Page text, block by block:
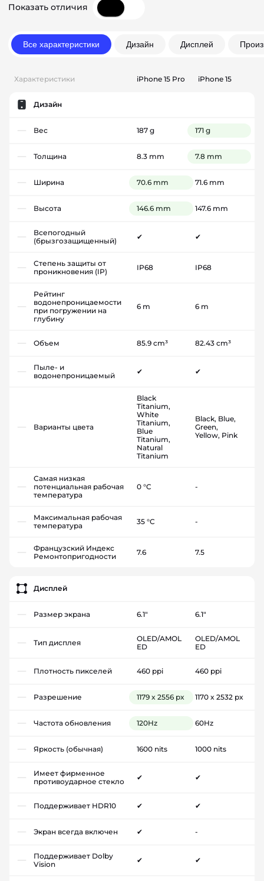
Показать отличия
Все характеристики Дизайн Дисплей
Характеристики iPhone 15 Pro iPhone 15
Дизайн
Вес 187 g 171 g
Толщина 8.3 mm 7.8 mm
Ширина 70.6 mm 71.6 mm
Высота 146.6 mm 147.6 mm
Всепогодный
(брызгозащищенный)
✔ ✔
Степень защиты от
проникновения (IP)
IP68 IP68
Рейтинг
водонепроницаемости
при погружении на
глубину
6 m 6 m
Объем 85.9 cm³ 82.43 cm³
Пыле- и
водонепроницаемый
✔ ✔
Варианты цвета
Black
Titanium,
White
Titanium,
Blue
Titanium,
Natural
Titanium
Black, Blue,
Green,
Yellow, Pink
Самая низкая
потенциальная рабочая
температура
0 °C -
Максимальная рабочая
температура
35 °C -
Французский Индекс
Ремонтопригодности
7.6 7.5
Дисплей
Размер экрана 6.1" 6.1"
Тип дисплея
OLED/AMOL
ED
OLED/AMOL
ED
Плотность пикселей 460 ppi 460 ppi
Разрешение 1179 x 2556 px 1170 x 2532 px
Частота обновления 120Hz 60Hz
Яркость (обычная) 1600 nits 1000 nits
Имеет фирменное
противоударное стекло
✔ ✔
Поддерживает HDR10 ✔ ✔
Экран всегда включен ✔ -
Поддерживает Dolby
Vision
✔ ✔